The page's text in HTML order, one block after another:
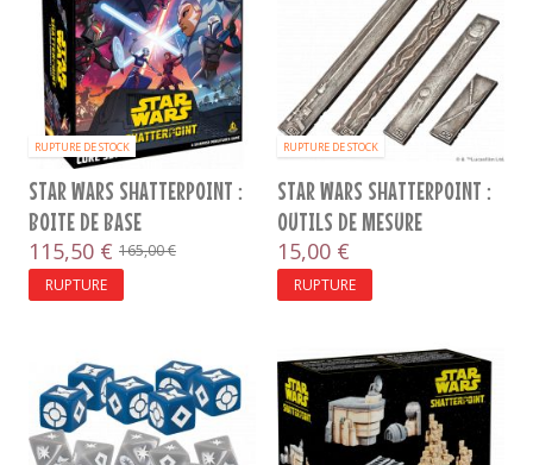
RUPTURE DE STOCK
STAR WARS SHATTERPOINT :
BOITE DE BASE
115,50 € 165,00 €
RUPTURE
RUPTURE DE STOCK
STAR WARS SHATTERPOINT :
OUTILS DE MESURE
15,00 €
RUPTURE